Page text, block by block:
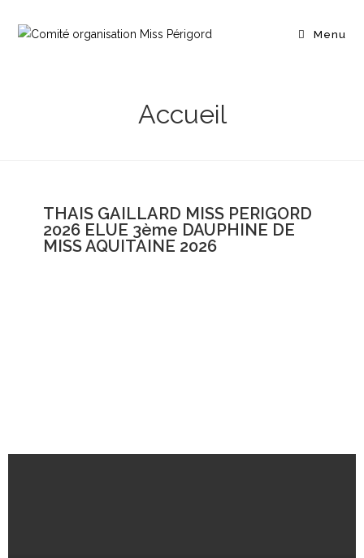
Menu
Accueil
THAIS GAILLARD MISS PERIGORD
2026 ELUE 3ème DAUPHINE DE
MISS AQUITAINE 2026